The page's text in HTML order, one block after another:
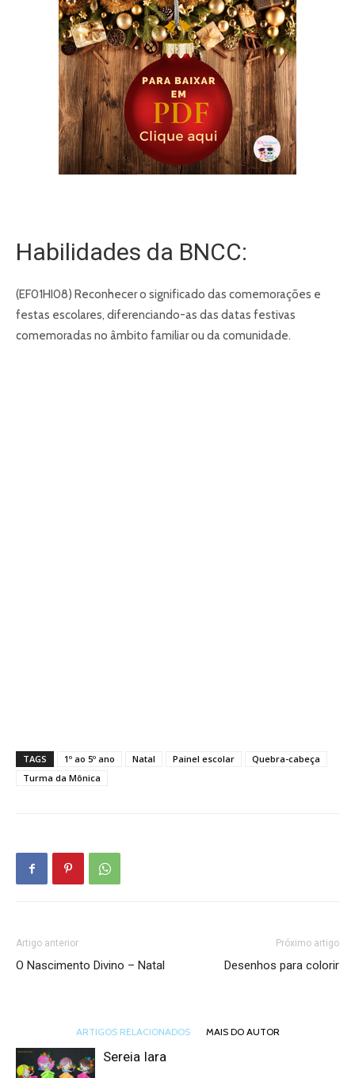
Habilidades da BNCC:
(EF01HI08) Reconhecer o significado das comemorações e
festas escolares, diferenciando-as das datas festivas
comemoradas no âmbito familiar ou da comunidade.
TAGS 1º ao 5º ano Natal Painel escolar
Quebra-cabeça
Turma da Mônica
Artigo anterior
O Nascimento Divino – Natal
Próximo artigo
Desenhos para colorir
ARTIGOS RELACIONADOS MAIS DO AUTOR
Sereia Iara